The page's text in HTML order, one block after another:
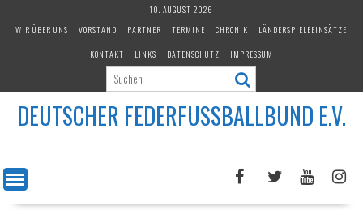
10. AUGUST 2026
WIR ÜBER UNS
VORSTAND PARTNER TERMINE CHRONIK
LÄNDERSPIELEEINSÄTZE
KONTAKT
LINKS DATENSCHUTZ IMPRESSUM
DEUTSCHER FEDERFUSSBALLBUND E.V.